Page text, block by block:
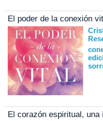
El poder de la conexión
El corazón espiritual,